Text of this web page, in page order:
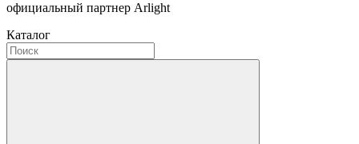
официальный партнер Arlight
Каталог